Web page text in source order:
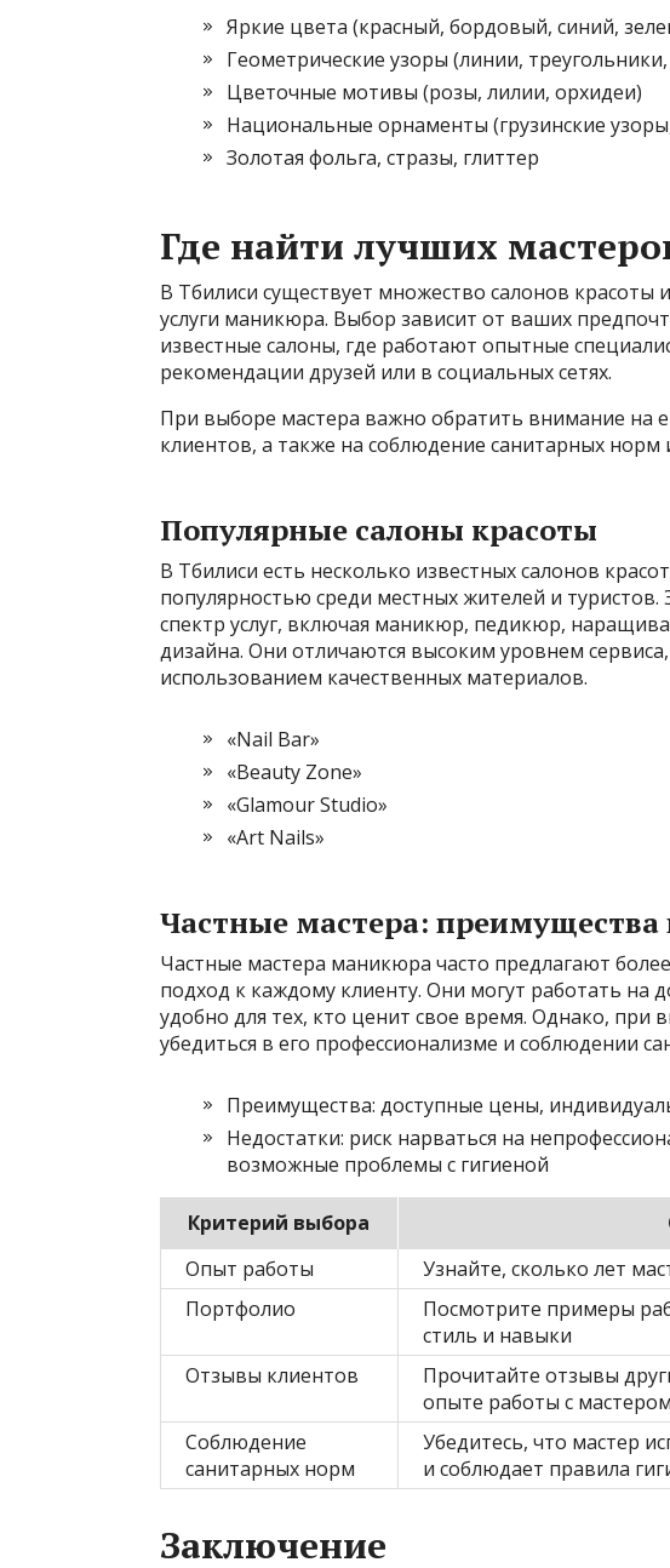
Яркие цвета (красный, бордовый, синий,
Геометрические узоры (линии,
Цветочные мотивы (розы, лилии, орхидеи)
Национальные орнаменты (грузинские
Золотая фольга, стразы, глиттер
Где найти лучших
В Тбилиси существует множество салонов
услуги маникюра. Выбор зависит от ваших
известные салоны, где работают опытные
рекомендации друзей или в социальных сетях.
При выборе мастера важно обратить внимание на
клиентов, а также на соблюдение санитарных норм
Популярные салоны красоты
В Тбилиси есть несколько известных салонов
популярностью среди местных жителей и
спектр услуг, включая маникюр, педикюр,
дизайна. Они отличаются высоким уровнем
использованием качественных материалов.
«Nail Bar»
«Beauty Zone»
«Glamour Studio»
«Art Nails»
Частные мастера: преимущества
Частные мастера маникюра часто предлагают
подход к каждому клиенту. Они могут работать на
удобно для тех, кто ценит свое время. Однако, при
убедиться в его профессионализме и соблюдении
Преимущества: доступные цены,
Недостатки: риск нарваться на
возможные проблемы с гигиеной
Критерий выбора
Опыт работы
Узнайте, сколько лет
Портфолио
Посмотрите примеры
стиль и навыки
Отзывы клиентов
Прочитайте отзывы
опыте работы с мастером
Соблюдение
санитарных норм
Убедитесь, что мастер
и соблюдает правила
Заключение